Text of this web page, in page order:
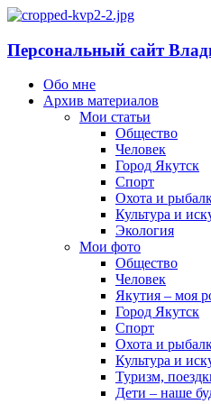
Персональный сайт
Обо мне
Архив материалов
Мои статьи
Общество
Человек
Город Якутск
Спорт
Охота и
Культура и
Экология
Мои фото
Общество
Человек
Якутия – моя
Город Якутск
Спорт
Охота и
Культура и
Туризм,
Дети – наше